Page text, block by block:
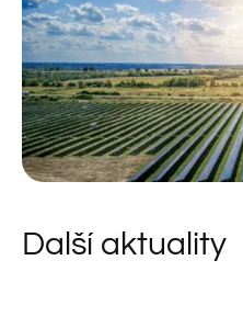
Další aktuality